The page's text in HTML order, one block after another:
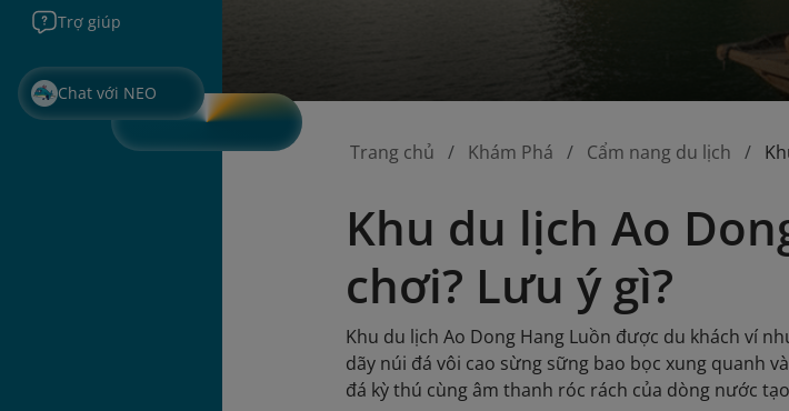
Trợ giúp
Chat với NEO
Trang chủ Khám Phá Cẩm nang du lịch
Khu du lịch Ao
chơi? Lưu ý gì?
Khu du lịch Ao Dong Hang Luồn được du khách ví
dãy núi đá vôi cao sừng sững bao bọc xung quanh
đá kỳ thú cùng âm thanh róc rách của dòng nước